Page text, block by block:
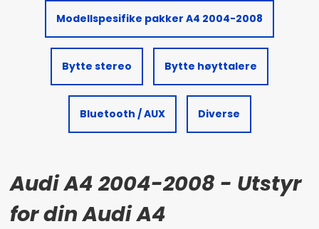
Modellspesifike pakker A4 2004-2008
Bytte stereo Bytte høyttalere
Bluetooth / AUX Diverse
Audi A4 2004-2008 - Utstyr
for din Audi A4